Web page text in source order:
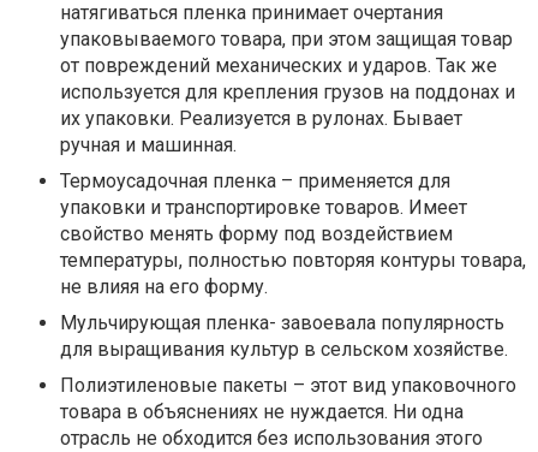
натягиваться пленка принимает очертания
упаковываемого товара, при этом защищая товар
от повреждений механических и ударов. Так же
используется для крепления грузов на поддонах и
их упаковки. Реализуется в рулонах. Бывает
ручная и машинная.
Термоусадочная пленка – применяется для
упаковки и транспортировке товаров. Имеет
свойство менять форму под воздействием
температуры, полностью повторяя контуры товара,
не влияя на его форму.
Мульчирующая пленка- завоевала популярность
для выращивания культур в сельском хозяйстве.
Полиэтиленовые пакеты – этот вид упаковочного
товара в объяснениях не нуждается. Ни одна
отрасль не обходится без использования этого